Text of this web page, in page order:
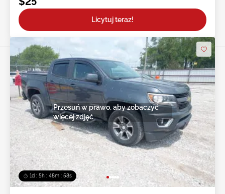
Licytuj teraz!
1d : 5h : 48m : 55s
Przesuń w prawo, aby zobaczyć
więcej zdjęć